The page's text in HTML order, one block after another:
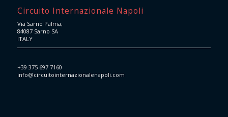
Circuito Internazionale Napoli
Via Sarno Palma,
84087 Sarno SA
ITALY
+39 375 697 7160
info@circuitointernazionalenapoli.com